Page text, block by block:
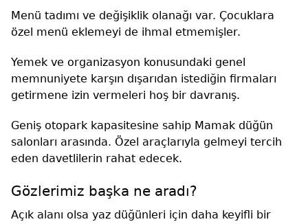
Menü tadımı ve değişiklik olanağı var. Çocuklara
özel menü eklemeyi de ihmal etmemişler.
Yemek ve organizasyon konusundaki genel
memnuniyete karşın dışarıdan istediğin firmaları
getirmene izin vermeleri hoş bir davranış.
Geniş otopark kapasitesine sahip Mamak düğün
salonları arasında. Özel araçlarıyla gelmeyi tercih
eden davetlilerin rahat edecek.
Gözlerimiz başka ne aradı?
Açık alanı olsa yaz düğünleri için daha keyifli bir